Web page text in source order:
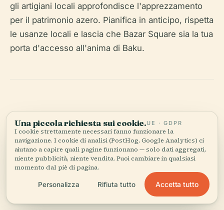
gli artigiani locali approfondisce l'apprezzamento
per il patrimonio azero. Pianifica in anticipo, rispetta
le usanze locali e lascia che Bazar Square sia la tua
porta d'accesso all'anima di Baku.
Ascolta la storia completa nell'app
Una piccola richiesta sui cookie.UE · GDPR
I cookie strettamente necessari fanno funzionare la
navigazione. I cookie di analisi (PostHog, Google Analytics) ci
aiutano a capire quali pagine funzionano — solo dati aggregati,
niente pubblicità, niente vendita. Puoi cambiare in qualsiasi
momento dal piè di pagina.
Personalizza Rifiuta tutto Accetta tutto